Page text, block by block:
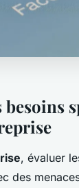
, évaluer
des